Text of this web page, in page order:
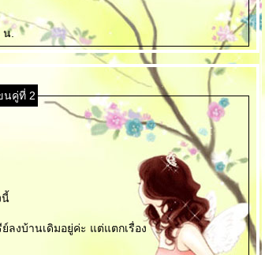
น.
นคู่ที่ 2
นี้
ลงบ้านเดิมอยู่ค่ะ แต่แตกเรื่อง